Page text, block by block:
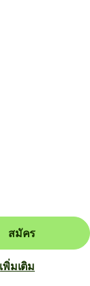
สมัคร
พิ่มเติม